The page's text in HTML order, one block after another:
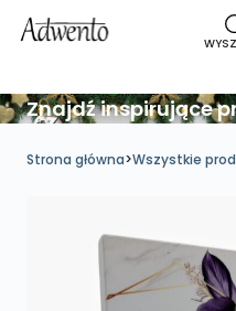
Znajdź inspirujące
Strona główna>Wszystkie